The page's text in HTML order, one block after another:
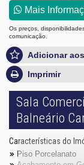
Mais
Os preços,
comunicação.
Adicionar
Imprimir
Sala
Balneário
Características do
Piso Porcelanato